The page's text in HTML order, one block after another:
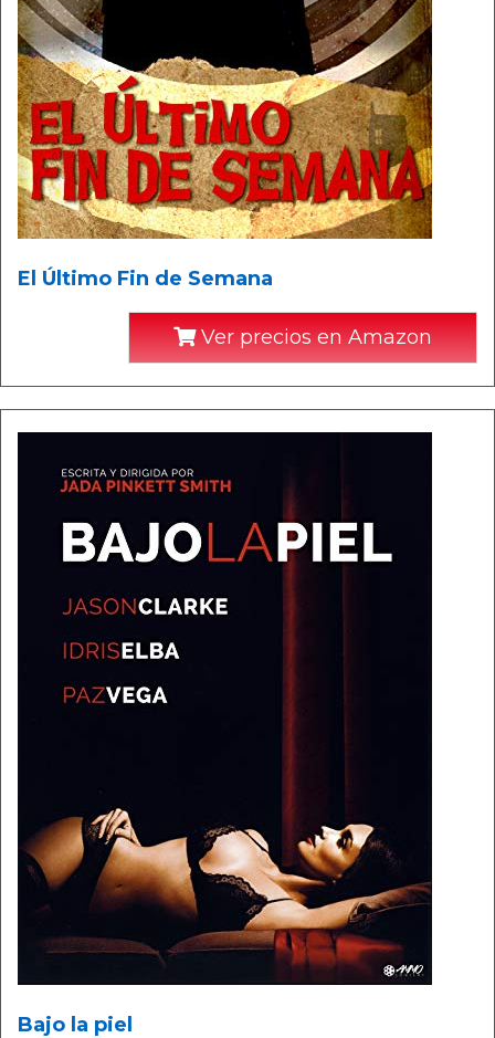
El Último Fin de Semana
Ver precios en Amazon
Bajo la piel